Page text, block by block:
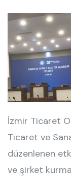
İzmir Ticaret
Ticaret ve
düzenlenen
ve şirket